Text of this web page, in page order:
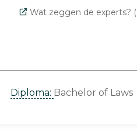
Wat zeggen de experts?
Diploma: Bachelor of Laws